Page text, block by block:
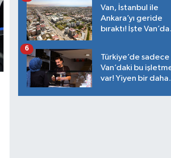
Van, İstanbul ile
Ankara’yı geride
bıraktı! İşte Van’da
Türkiye’de sadece
Van’daki bu
var! Yiyen bir daha
6